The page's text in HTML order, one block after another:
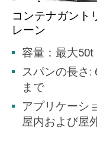
コンテナガント
レーン
容量：最大50t
スパンの長さ:
まで
アプリケーシ
屋内および屋